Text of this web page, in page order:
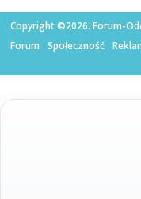
Copyright ©2026. Forum-
Forum
Społeczność